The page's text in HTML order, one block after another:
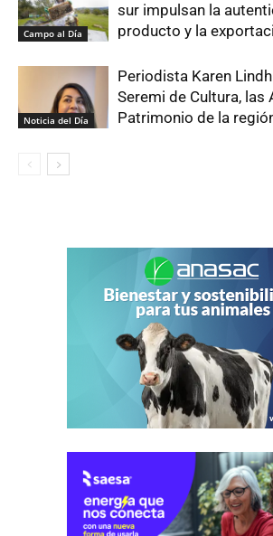
Campo al Día
sur impulsan la
producto y la
Noticia del Día
Periodista Karen
Seremi de Cultura, las
Patrimonio de la